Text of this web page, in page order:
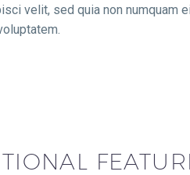
velit, sed quia non numquam